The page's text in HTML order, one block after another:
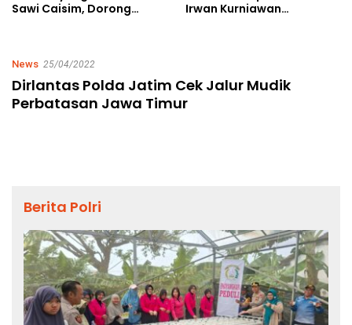
Sawi Caisim, Dorong
Irwan Kurniawan
News 25/04/2022
Dirlantas Polda Jatim Cek Jalur Mudik
Perbatasan Jawa Timur
Berita Polri